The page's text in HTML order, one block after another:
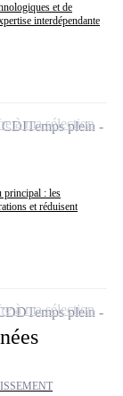
et de
interdépendante
principal : les
et réduisent
CDITemps plein
à ma sélection
Temps plein
à ma sélection